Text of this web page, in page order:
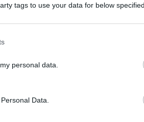
tags to use your data for below
personal data.
Data.